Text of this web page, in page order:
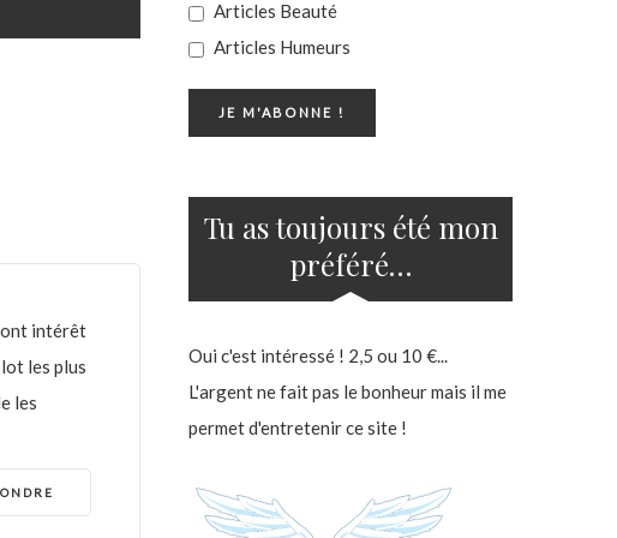
ont intérêt
les plus
les
Articles Beauté
Articles Humeurs
Tu as toujours été mon
préféré…
Oui c'est intéressé ! 2,5 ou 10 €...
L'argent ne fait pas le bonheur mais il me
permet d'entretenir ce site !